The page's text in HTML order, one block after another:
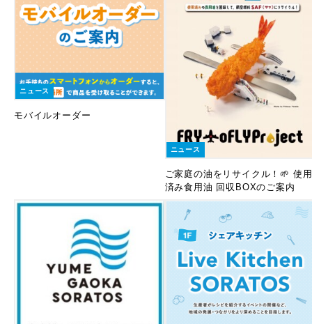
ニュース
モバイルオーダー
ニュース
ご家庭の油をリサイクル！🌱 使用
済み食用油 回収BOXのご案内